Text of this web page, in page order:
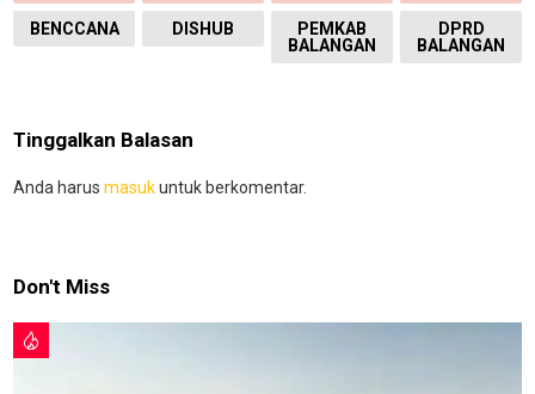
BENCCANA DISHUB
PEMKAB
BALANGAN
DPRD
BALANGAN
Tinggalkan Balasan
Anda harus masukuntuk berkomentar.
Don't Miss